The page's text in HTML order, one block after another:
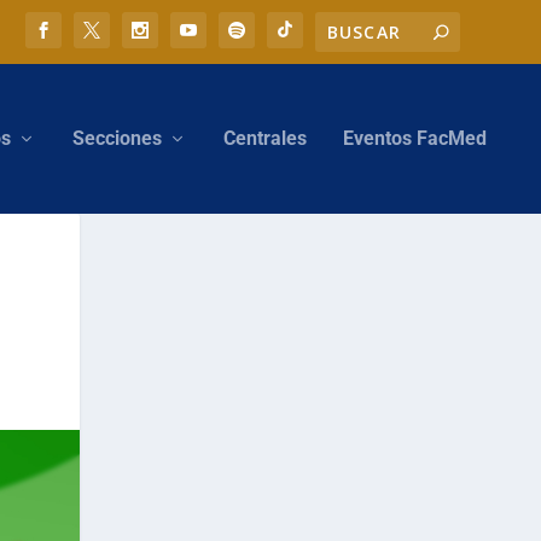
Secciones Centrales Eventos FacMed